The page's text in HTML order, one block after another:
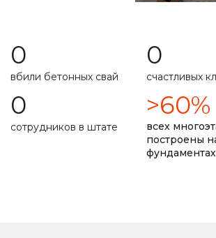
расчет несущей способности
долговечность фундамента прописана
замер уровня промерзания почвы
0
вбили бетонных свай
0
счастливых
0
сотрудников в штате
>60%
всех
построены
фундаментах